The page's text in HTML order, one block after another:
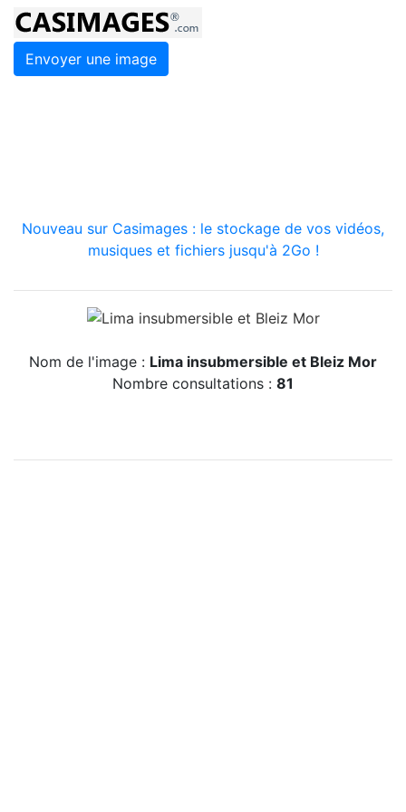
Envoyer une image
Nouveau sur Casimages : le stockage de vos vidéos,
musiques et fichiers jusqu'à 2Go !
Nom de l'image : Lima insubmersible et Bleiz Mor
Nombre consultations : 81